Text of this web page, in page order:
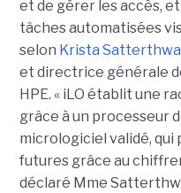
et de gérer les accès,
tâches automatisées
selon Krista
et directrice générale
HPE. « iLO établit une
grâce à un processeur
micrologiciel validé,
futures grâce au
déclaré Mme